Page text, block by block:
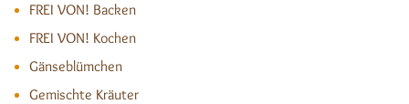
FREI VON! Backen
FREI VON! Kochen
Gänseblümchen
Gemischte Kräuter